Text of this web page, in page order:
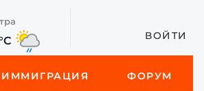
ВОЙТИ
ИММИГРАЦИЯ ФОРУМ